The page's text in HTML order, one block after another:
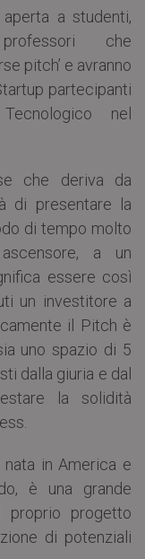
aperta a studenti,
che
pitch’ e avranno
partecipanti
nel
che deriva da
di presentare la
di tempo molto
a un
essere così
un investitore a
il Pitch è
uno spazio di 5
dalla giuria e dal
la solidità
in America e
è una grande
proprio progetto
di potenziali